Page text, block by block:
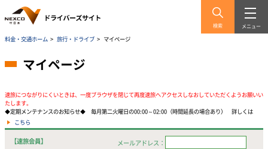
検索 メニュー
料金・交通ホーム > 旅行・ドライブ > マイページ
マイページ
速旅につながりにくいときは、一度ブラウザを閉じて再度速旅へアクセスしなおしていただくようお願いい
たします。
◆定期メンテナンスのお知らせ◆ 毎月第二火曜日の00:00～02:00（時間延長の場合あり） 詳しくは
こちら
【速旅会員】
メールアドレス：